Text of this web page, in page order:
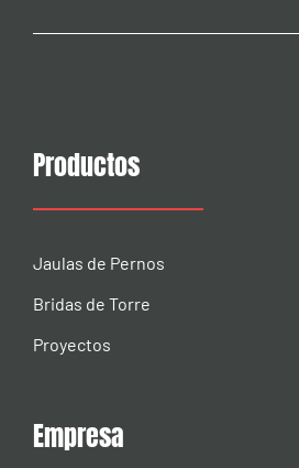
Productos
Jaulas de Pernos
Bridas de Torre
Proyectos
Empresa